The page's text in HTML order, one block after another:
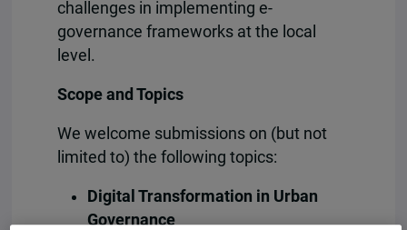
challenges in implementing e-
governance frameworks at the local
level.
Scope and Topics
We welcome submissions on (but not
limited to) the following topics:
Digital Transformation in Urban
Governance